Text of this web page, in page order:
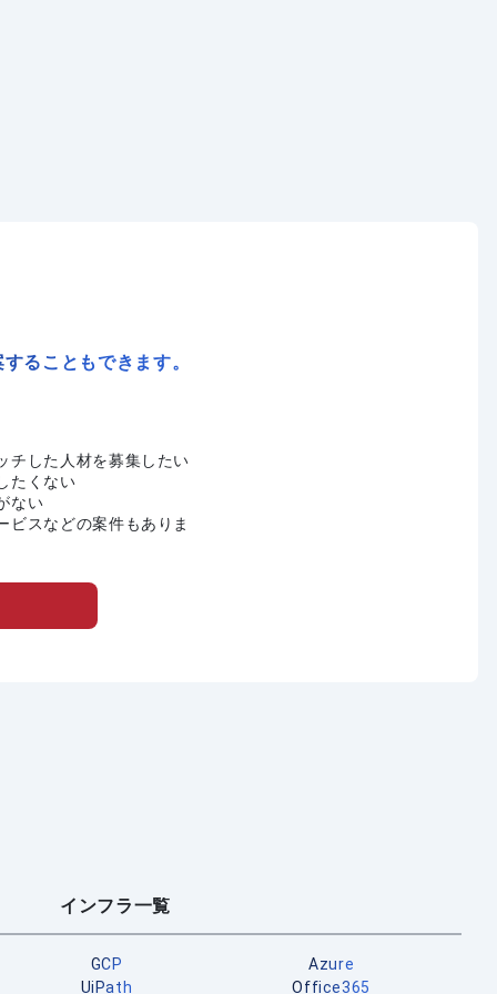
ることもできます。
チした人材を募集したい
たくない
ない
ビスなどの案件もありま
インフラ一覧
GCP
Azure
UiPath Office365